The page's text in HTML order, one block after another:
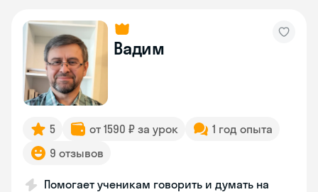
Вадим
5 от 1590 ₽ за урок
1 год опыта
9 отзывов
Помогает ученикам говорить и думать на